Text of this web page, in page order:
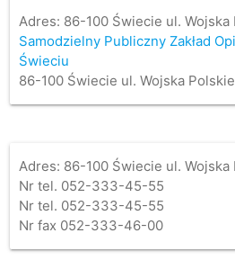
Adres: 86-100 Świecie ul. Wojska
Samodzielny Publiczny Zakład
Świeciu
86-100 Świecie ul. Wojska
Adres: 86-100 Świecie ul. Wojska
Nr tel. 052-333-45-55
Nr tel. 052-333-45-55
Nr fax 052-333-46-00